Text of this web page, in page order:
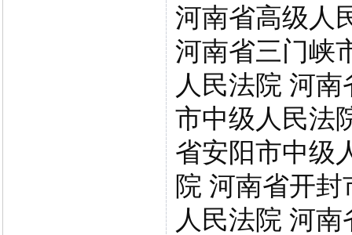
河南省高级人
河南省三门峡
人民法院 河
市中级人民法
省安阳市中级
院 河南省开
人民法院 河